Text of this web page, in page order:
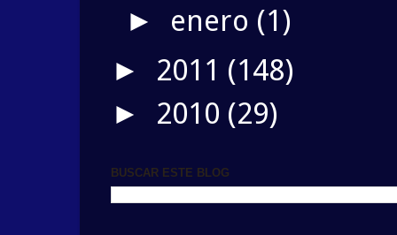
► enero (1)
► 2011 (148)
► 2010 (29)
BUSCAR ESTE BLOG